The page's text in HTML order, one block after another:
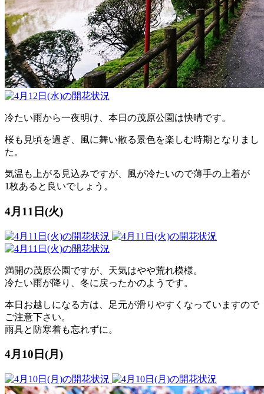
冷たい雨から一夜明け、本日の茂原公園は快晴です。
桜も見頃を過ぎ、風に舞い散る景色を楽しむ時期となりまし
た。
気温も上がる見込みですが、風が冷たいので薄手の上着が
1枚あると良いでしょう。
4月11日(火)
満開の茂原公園ですが、天気はやや荒れ模様。
冷たい雨が降り、冬に戻ったかのようです。
本日お越しになる方は、足元が滑りやすくなっていますので
ご注意下さい。
雨具と防寒着も忘れずに。
4月10日(月)